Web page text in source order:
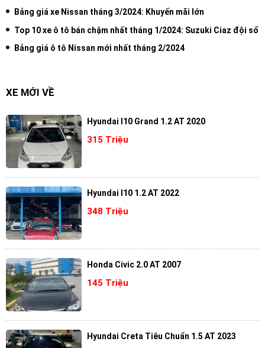
Bảng giá xe Nissan tháng 3/2024: Khuyến mãi lớn
Top 10 xe ô tô bán chậm nhất tháng 1/2024: Suzuki Ciaz đội sổ
Bảng giá ô tô Nissan mới nhất tháng 2/2024
XE MỚI VỀ
Hyundai I10 Grand 1.2 AT 2020
315 Triệu
Hyundai I10 1.2 AT 2022
348 Triệu
Honda Civic 2.0 AT 2007
145 Triệu
Hyundai Creta Tiêu Chuẩn 1.5 AT 2023